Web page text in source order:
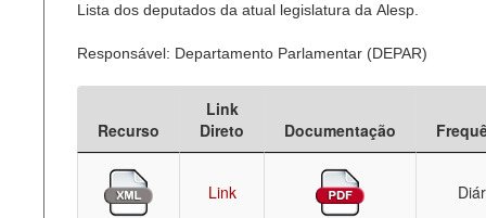
Catálogo de dados
Processo Legislativo
Administração
Legislação
Lista dos deputados da atual legislatura da Alesp.
Responsável: Departamento Parlamentar (DEPAR)
Recurso
Link
Direto
Documentação
Link